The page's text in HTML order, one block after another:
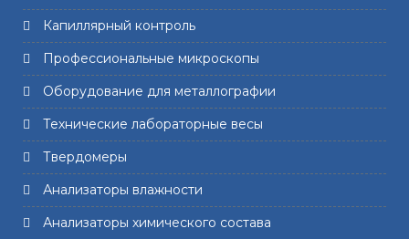
Капиллярный контроль
Профессиональные микроскопы
Оборудование для металлографии
Технические лабораторные весы
Твердомеры
Анализаторы влажности
Анализаторы химического состава